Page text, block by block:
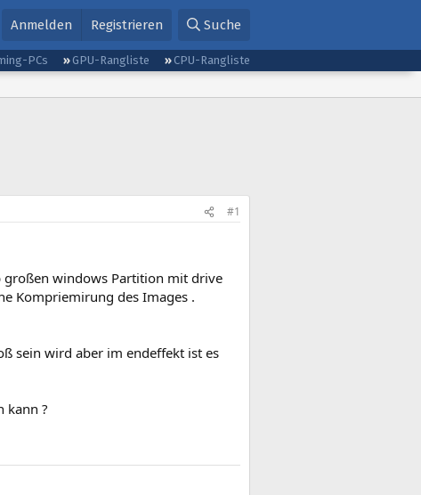
Anmelden Registrieren Suche
PCs GPU-Rangliste
CPU-Rangliste
#1
großen windows Partition mit drive
Kompriemirung des Images .
sein wird aber im endeffekt ist es
kann ?